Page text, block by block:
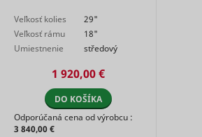
Veľkosť kolies
29"
Veľkosť rámu
18"
Umiestnenie
středový
1 920,00 €
DO KOŠÍKA
Odporúčaná cena od výrobcu :
3 840,00 €